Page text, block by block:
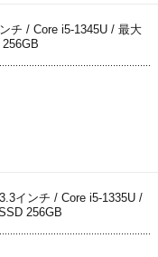
チ / Core i5-1345U / 最大
インチ / Core i5-1335U /
256GB